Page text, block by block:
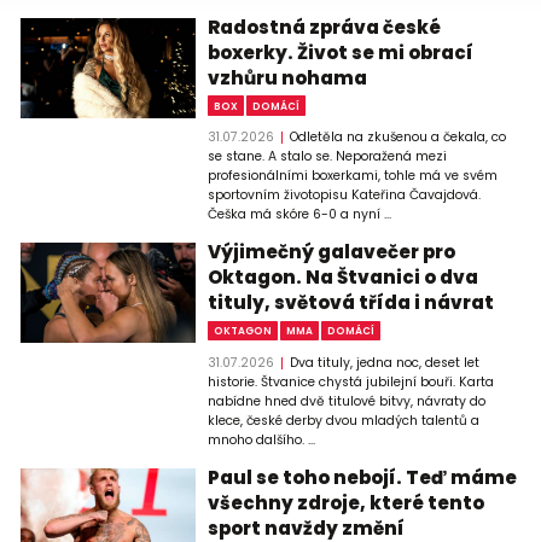
Radostná zpráva české
boxerky. Život se mi obrací
vzhůru nohama
BOX DOMÁCÍ
31.07.2026
Odletěla na zkušenou a čekala, co
se stane. A stalo se. Neporažená mezi
profesionálními boxerkami, tohle má ve svém
sportovním životopisu Kateřina Čavajdová.
Češka má skóre 6-0 a nyní ...
Výjimečný galavečer pro
Oktagon. Na Štvanici o dva
tituly, světová třída i návrat
OKTAGON MMA DOMÁCÍ
31.07.2026
Dva tituly, jedna noc, deset let
historie. Štvanice chystá jubilejní bouři. Karta
nabídne hned dvě titulové bitvy, návraty do
klece, české derby dvou mladých talentů a
mnoho dalšího. ...
Paul se toho nebojí. Teď máme
všechny zdroje, které tento
sport navždy změní